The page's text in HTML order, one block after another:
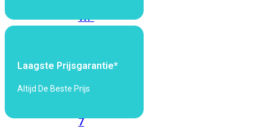
Wi-
6Wi-
Fi
6E
7
Laagste Prijsgarantie*
Altijd De Beste Prijs